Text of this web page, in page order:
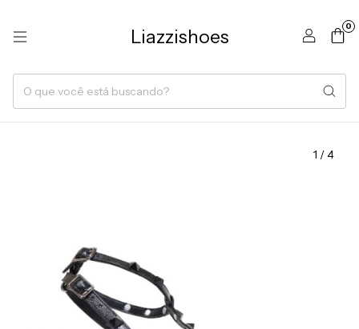
Liazzishoes 0
1 /4